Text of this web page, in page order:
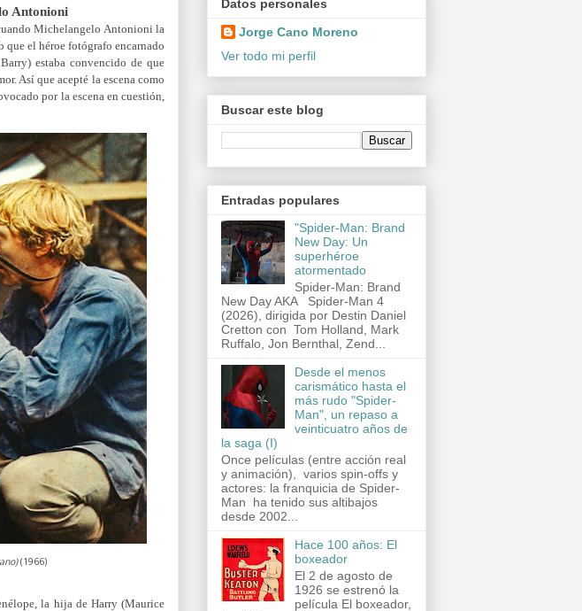
Antonioni
Michelangelo Antonioni la
que el héroe fotógrafo encarnado
estaba convencido de que
Así que acepté la escena como
por la escena en cuestión,
(1966)
la hija de Harry (Maurice
Datos personales
Jorge Cano Moreno
Ver todo mi perfil
Buscar este blog
Entradas populares
"Spider-Man: Brand
New Day: Un
superhéroe
atormentado
Spider-Man: Brand
New Day AKA Spider-Man 4
(2026), dirigida por Destin Daniel
Cretton con Tom Holland, Mark
Ruffalo, Jon Bernthal, Zend...
Desde el menos
carismático hasta el
más rudo "Spider-
Man", un repaso a
veinticuatro años de
la saga (I)
Once películas (entre acción real
y animación), varios spin-offs y
actores: la franquicia de Spider-
Man ha tenido sus altibajos
desde 2002...
Hace 100 años: El
boxeador
El 2 de agosto de
1926 se estrenó la
película El boxeador,